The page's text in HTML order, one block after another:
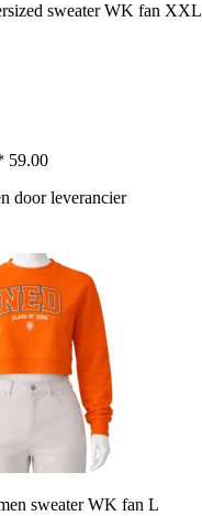
sweater WK fan XXL
59.00
door leverancier
sweater WK fan L